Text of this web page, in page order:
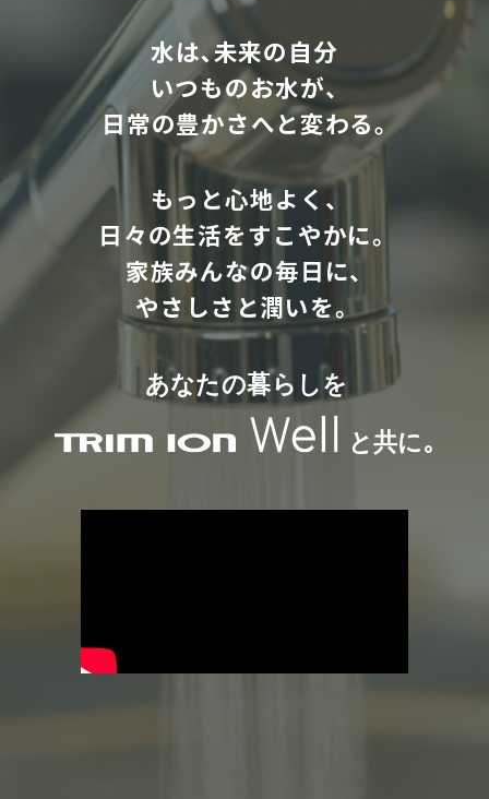
水は､未来の自分
いつものお水が、
日常の豊かさへと変わる｡
もっと心地よく、
日々の生活をすこやかに。
家族みんなの毎日に、
やさしさと潤いを。